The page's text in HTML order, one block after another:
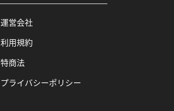
運営会社
利用規約
特商法
プライバシーポリシー